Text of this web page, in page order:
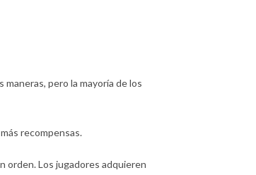
pero la mayoría de los
recompensas.
orden. Los jugadores adquieren